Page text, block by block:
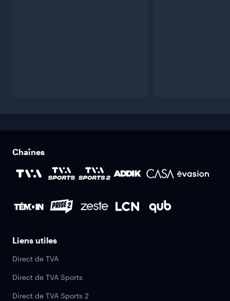
Chaînes
Liens utiles
Direct de TVA
Direct de TVA Sports
Direct de TVA Sports 2